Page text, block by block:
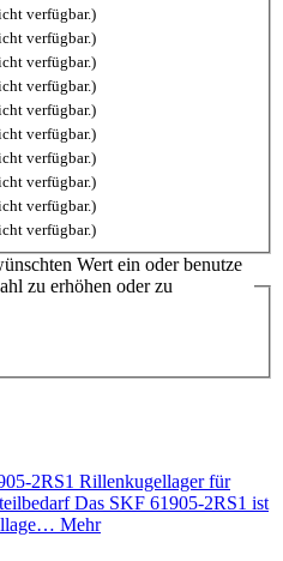
verfügbar.)
verfügbar.)
verfügbar.)
verfügbar.)
verfügbar.)
verfügbar.)
verfügbar.)
verfügbar.)
verfügbar.)
verfügbar.)
Wert ein oder benutze
zu erhöhen oder zu
2RS1 Rillenkugellager für
Das SKF 61905-2RS1 ist
Mehr